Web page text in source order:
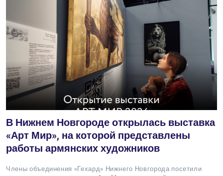
В Нижнем Новгороде открылась выставка
«Арт Мир», на которой представлены
работы армянских художников
Члены объединения «Гехард» Нижнего Новгорода посетили